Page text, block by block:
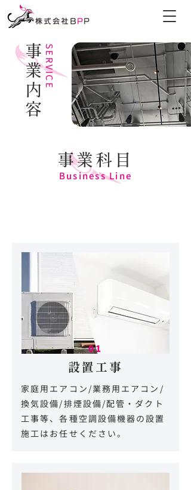
事業内容SERVICE
Business Line
​事業科目
01
設置工事
家庭用エアコン/業務用エアコン/
換気設備/排煙設備/配管・ダクト
工事等、各種空調設備機器の設置
施工はお任せください。